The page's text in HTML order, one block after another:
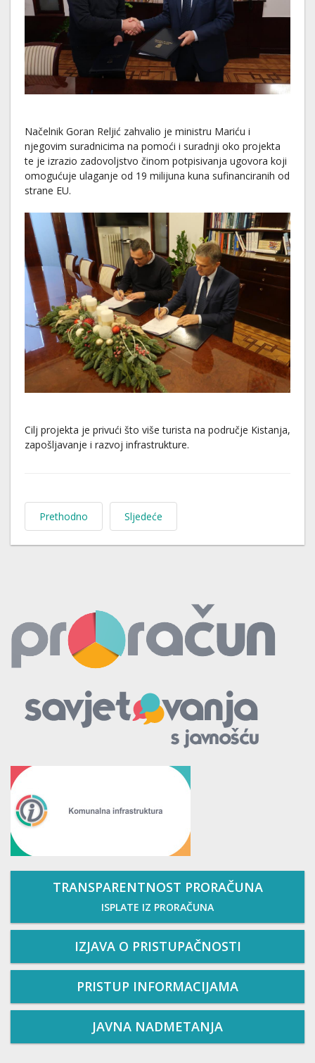
Načelnik Goran Reljić zahvalio je ministru Mariću i
njegovim suradnicima na pomoći i suradnji oko projekta
te je izrazio zadovoljstvo činom potpisivanja ugovora koji
omogućuje ulaganje od 19 milijuna kuna sufinanciranih od
strane EU.
Cilj projekta je privući što više turista na područje Kistanja,
zapošljavanje i razvoj infrastrukture.
Prethodno Sljedeće
TRANSPARENTNOST PRORAČUNA
ISPLATE IZ PRORAČUNA
IZJAVA O PRISTUPAČNOSTI
PRISTUP INFORMACIJAMA
JAVNA NADMETANJA